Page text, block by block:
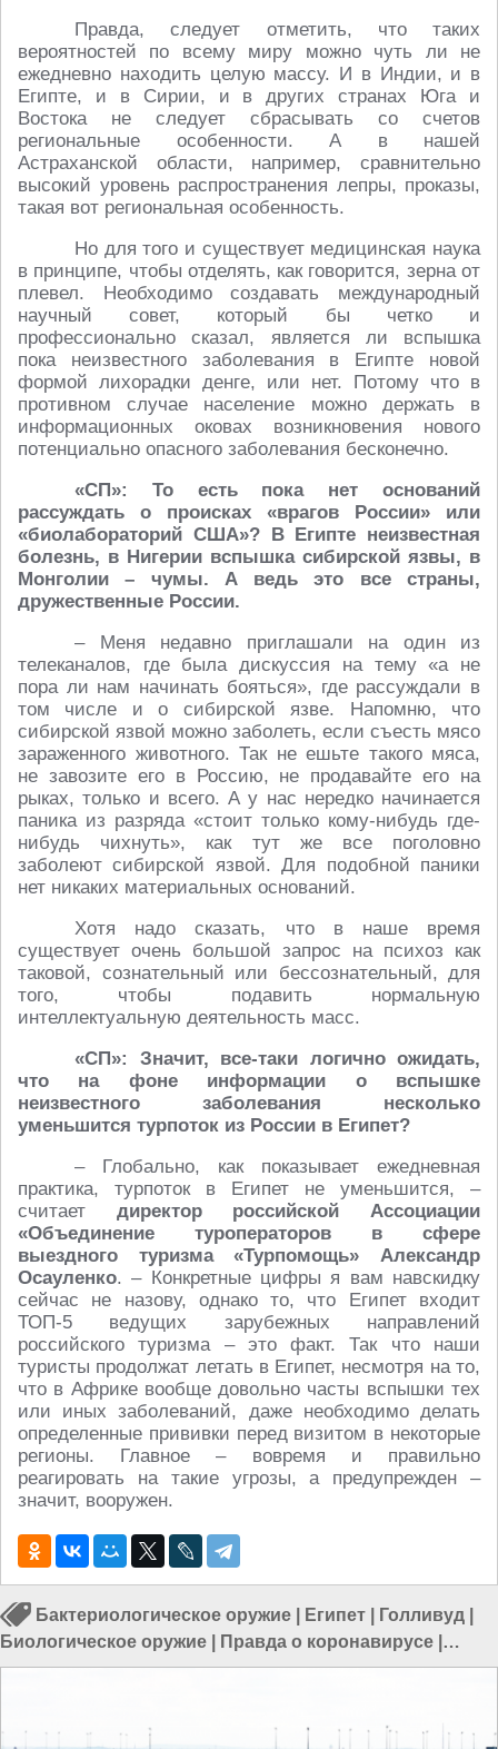
Правда, следует отметить, что таких
вероятностей по всему миру можно чуть ли не
ежедневно находить целую массу. И в Индии, и в
Египте, и в Сирии, и в других странах Юга и
Востока не следует сбрасывать со счетов
региональные особенности. А в нашей
Астраханской области, например, сравнительно
высокий уровень распространения лепры, проказы,
такая вот региональная особенность.
Но для того и существует медицинская наука
в принципе, чтобы отделять, как говорится, зерна от
плевел. Необходимо создавать международный
научный совет, который бы четко и
профессионально сказал, является ли вспышка
пока неизвестного заболевания в Египте новой
формой лихорадки денге, или нет. Потому что в
противном случае население можно держать в
информационных оковах возникновения нового
потенциально опасного заболевания бесконечно.
«СП»: То есть пока нет оснований
рассуждать о происках «врагов России» или
«биолабораторий США»? В Египте неизвестная
болезнь, в Нигерии ­вспышка сибирской язвы, в
Монголии ­– чумы. А ведь это все страны,
дружественные России.
– Меня недавно приглашали на один из
телеканалов, где была дискуссия на тему «а не
пора ли нам начинать бояться», где рассуждали в
том числе и о сибирской язве. Напомню, что
сибирской язвой можно заболеть, если съесть мясо
зараженного животного. Так не ешьте такого мяса,
не завозите его в Россию, не продавайте его на
рыках, только и всего. А у нас нередко начинается
паника из разряда «стоит только кому-нибудь где-
нибудь чихнуть», как тут же все поголовно
заболеют сибирской язвой. Для подобной паники
нет никаких материальных оснований.
Хотя надо сказать, что в наше время
существует очень большой запрос на психоз как
таковой, сознательный или бессознательный, для
того, чтобы подавить нормальную
интеллектуальную деятельность масс.
«СП»: Значит, все-таки логично ожидать,
что на фоне информации о вспышке
неизвестного заболевания несколько
уменьшится турпоток из России в Египет?
– Глобально, как показывает ежедневная
практика, турпоток в Египет не уменьшится, –
считает директор российской Ассоциации
«Объединение туроператоров в сфере
выездного туризма «Турпомощь» Александр
Осауленко. – Конкретные цифры я вам навскидку
сейчас не назову, однако то, что Египет входит
ТОП-5 ведущих зарубежных направлений
российского туризма – это факт. Так что наши
туристы продолжат летать в Египет, несмотря на то,
что в Африке вообще довольно часты вспышки тех
или иных заболеваний, даже необходимо делать
определенные прививки перед визитом в некоторые
регионы. Главное – вовремя и правильно
реагировать на такие угрозы, а предупрежден –
значит, вооружен.
Бактериологическое оружие Египет Голливуд
Биологическое оружие
Правда о коронавирусе
Медицина в Египте